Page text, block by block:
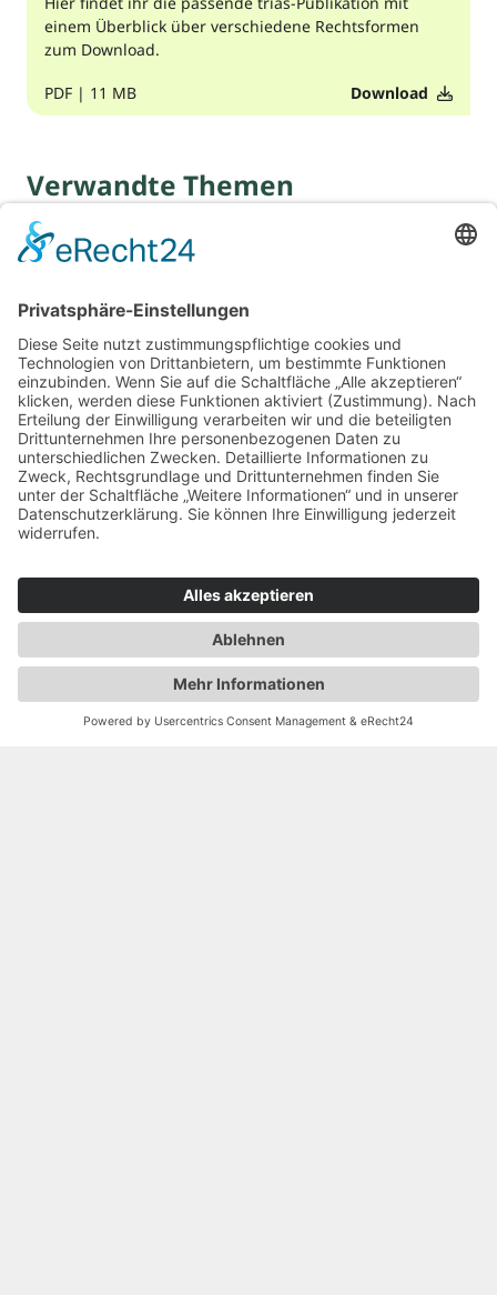
einem Überblick über verschiedene Rechtsformen
zum Download.
PDF | 11 MB Download
Verwandte Themen
Gemeinschaftseigentum, Einzeleigentum
oder Miete?